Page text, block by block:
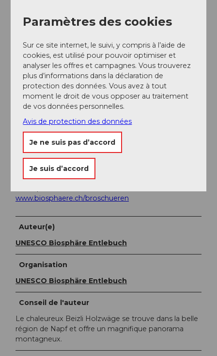
Planifiez votre voyage avec lehoraire en ligne CFF.
Informations supplémentaires / Liens
UNESCO Biosphère Entlebuch
Centre de la biosphère
Chlosterbüel 28
CH-6170 Schüpfheim
www.biosphaere.ch
Documentation
Le brochure « Bike-Guide » est disponible dans la
www.biosphaere.ch/broschueren
Auteur(e)
UNESCO Biosphäre Entlebuch
Organisation
UNESCO Biosphäre Entlebuch
Conseil de l'auteur
Le chaleureux Beizli Holzwäge se trouve dans la belle
région de Napf et offre un magnifique panorama
montagneux.
Paramètres des cookies
Sur ce site internet, le suivi, y compris à l’aide de
cookies, est utilisé pour pouvoir optimiser et
analyser les offres et campagnes. Vous trouverez
plus d’informations dans la déclaration de
protection des données. Vous avez à tout
moment le droit de vous opposer au traitement
de vos données personnelles.
Avis de protection des données
Je ne suis pas d’accord
Je suis d’accord